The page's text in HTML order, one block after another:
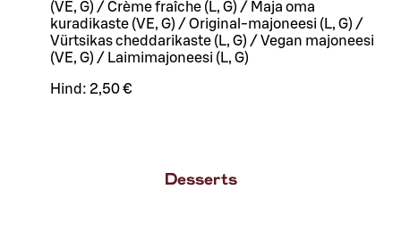
(VE, G) / Crème fraîche (L, G) / Maja oma
kuradikaste (VE, G) / Original-majoneesi (L, G) /
Vürtsikas cheddarikaste (L, G) / Vegan majoneesi
(VE, G) / Laimimajoneesi (L, G)
Hind: 2,50 €
Desserts